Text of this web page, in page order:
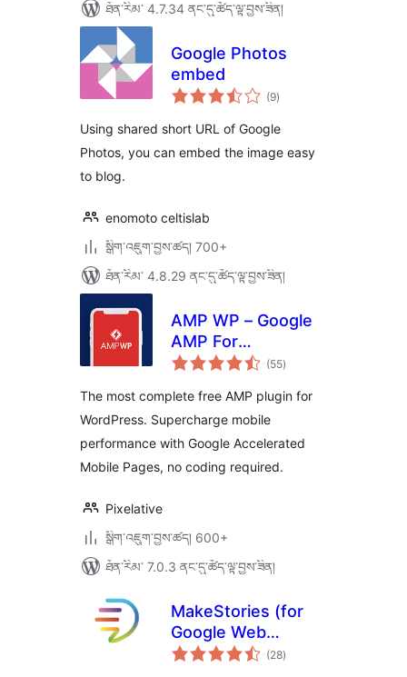
ཐོན་རིམ་ 4.7.34 ནང་དུ་ཚོད་ལྟ་བྱས་ཟིན།
Google Photos
embed
(9གདེང་
འཇོག་
ཚང་།
)
Using shared short URL of Google
Photos, you can embed the image easy
to blog.
enomoto celtislab
སྒྲིག་འཇུག་བྱས་ཚད། 700+
ཐོན་རིམ་ 4.8.29 ནང་དུ་ཚོད་ལྟ་བྱས་ཟིན།
AMP WP – Google
AMP For
WordPress
(55གདེང་
འཇོག་
ཚང་།
)
The most complete free AMP plugin for
WordPress. Supercharge mobile
performance with Google Accelerated
Mobile Pages, no coding required.
Pixelative
སྒྲིག་འཇུག་བྱས་ཚད། 600+
ཐོན་རིམ་ 7.0.3 ནང་དུ་ཚོད་ལྟ་བྱས་ཟིན།
MakeStories (for
Google Web
Stories)
(28གདེང་
འཇོག་
)